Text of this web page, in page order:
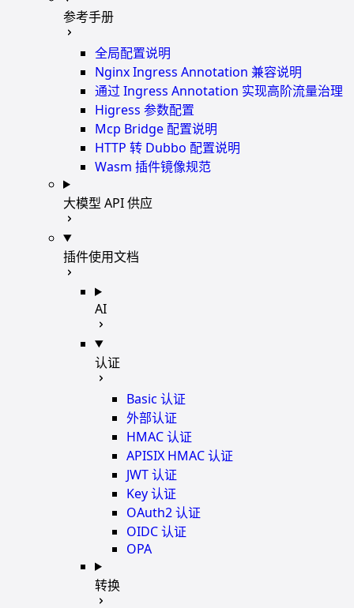
参考手册
全局配置说明
Nginx Ingress Annotation 兼容说明
通过 Ingress Annotation 实现高阶流量治理
Higress 参数配置
Mcp Bridge 配置说明
HTTP 转 Dubbo 配置说明
Wasm 插件镜像规范
大模型 API 供应
插件使用文档
AI
认证
Basic 认证
外部认证
HMAC 认证
APISIX HMAC 认证
JWT 认证
Key 认证
OAuth2 认证
OIDC 认证
OPA
转换